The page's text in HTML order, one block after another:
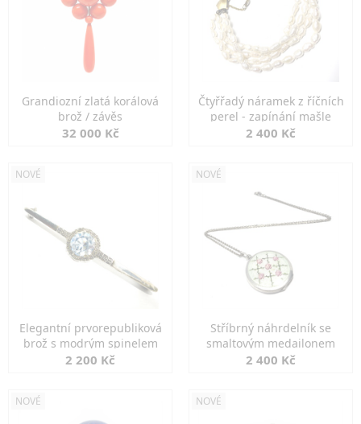
Grandiozní zlatá korálová
brož / závěs
32 000 Kč
Čtyřřadý náramek z říčních
perel - zapínání mašle
2 400 Kč
NOVÉ
Elegantní prvorepubliková
brož s modrým spinelem
2 200 Kč
NOVÉ
Stříbrný náhrdelník se
smaltovým medailonem
2 400 Kč
NOVÉ NOVÉ